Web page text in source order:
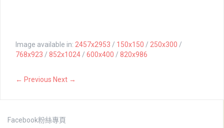
Image available in: 2457x2953 / 150x150 / 250x300 /
768x923 / 852x1024/ 600x400 / 820x986
← Previous Next →
Facebook粉絲專頁